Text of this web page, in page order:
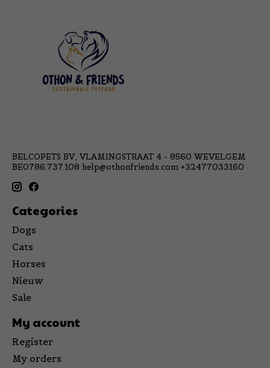
BELCOPETS BV, VLAMINGSTRAAT 4 - 8560 WEVELGEM
BE0786.737.108 help@othonfriends.com +32477033160
Categories
Dogs
Cats
Horses
Nieuw
Sale
My account
Register
My orders